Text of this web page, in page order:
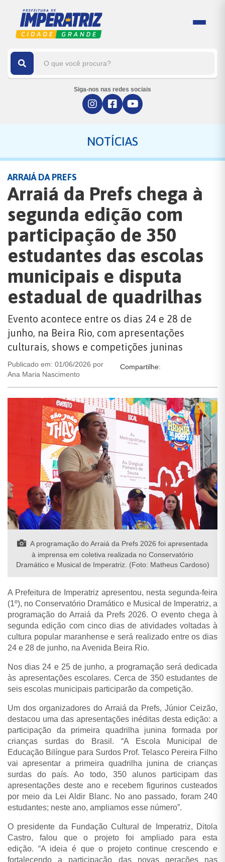
Siga-nos nas redes sociais
NOTÍCIAS
ARRAIÁ DA PREFS
Arraiá da Prefs chega à
segunda edição com
participação de 350
estudantes das escolas
municipais e disputa
estadual de quadrilhas
Evento acontece entre os dias 24 e 28 de
junho, na Beira Rio, com apresentações
culturais, shows e competições juninas
Publicado em: 01/06/2026 por
Ana Maria Nascimento
Compartilhe:
A programação do Arraiá da Prefs 2026 foi apresentada
à imprensa em coletiva realizada no Conservatório
Dramático e Musical de Imperatriz. (Foto: Matheus Cardoso)
A Prefeitura de Imperatriz apresentou, nesta segunda-feira
(1º), no Conservatório Dramático e Musical de Imperatriz, a
programação do Arraiá da Prefs 2026. O evento chega à
segunda edição com cinco dias de atividades voltadas à
cultura popular maranhense e será realizado entre os dias
24 e 28 de junho, na Avenida Beira Rio.
Nos dias 24 e 25 de junho, a programação será dedicada
às apresentações escolares. Cerca de 350 estudantes de
seis escolas municipais participarão da competição.
Um dos organizadores do Arraiá da Prefs, Júnior Ceizão,
destacou uma das apresentações inéditas desta edição: a
participação da primeira quadrilha junina formada por
crianças surdas do Brasil. “A Escola Municipal de
Educação Bilíngue para Surdos Prof. Telasco Pereira Filho
vai apresentar a primeira quadrilha junina de crianças
surdas do país. Ao todo, 350 alunos participam das
apresentações deste ano e recebem figurinos custeados
por meio da Lei Aldir Blanc. No ano passado, foram 240
estudantes; neste ano, ampliamos esse número”.
O presidente da Fundação Cultural de Imperatriz, Ditola
Castro, falou que o projeto foi ampliado para esta
edição. “A ideia é que o projeto continue crescendo e
fortalecendo a participação das novas gerações nas